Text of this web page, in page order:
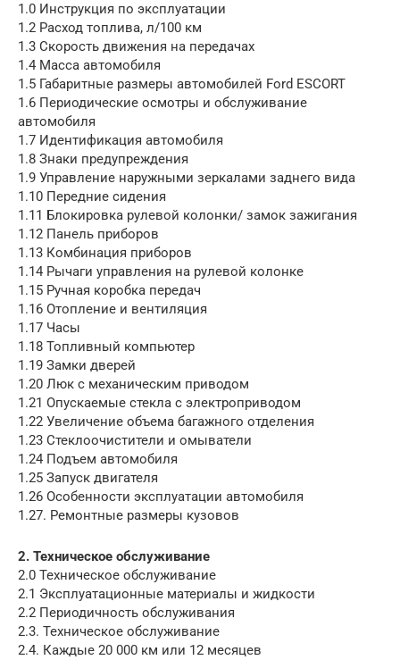
1.0 Инструкция по эксплуатации
1.2 Расход топлива, л/100 км
1.3 Скорость движения на передачах
1.4 Масса автомобиля
1.5 Габаритные размеры автомобилей Ford ESCORT
1.6 Периодические осмотры и обслуживание
автомобиля
1.7 Идентификация автомобиля
1.8 Знаки предупреждения
1.9 Управление наружными зеркалами заднего вида
1.10 Передние сидения
1.11 Блокировка рулевой колонки/ замок зажигания
1.12 Панель приборов
1.13 Комбинация приборов
1.14 Рычаги управления на рулевой колонке
1.15 Ручная коробка передач
1.16 Отопление и вентиляция
1.17 Часы
1.18 Топливный компьютер
1.19 Замки дверей
1.20 Люк с механическим приводом
1.21 Опускаемые стекла с электроприводом
1.22 Увеличение объема багажного отделения
1.23 Стеклоочистители и омыватели
1.24 Подъем автомобиля
1.25 Запуск двигателя
1.26 Особенности эксплуатации автомобиля
1.27. Ремонтные размеры кузовов
2. Техническое обслуживание
2.0 Техническое обслуживание
2.1 Эксплуатационные материалы и жидкости
2.2 Периодичность обслуживания
2.3. Техническое обслуживание
2.4. Каждые 20 000 км или 12 месяцев